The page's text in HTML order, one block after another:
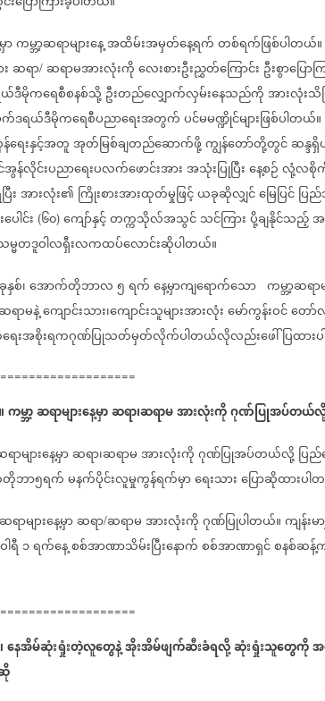
ာကမ္ဘာ့ဆရာများနေ့အထိမ်းအမှတ်နေ့ရက်တစ်ရက်ဖြစ်ပါတယ်။
ဆရာ/ ဆရာမအားလုံးကိုလေးစားဦးညွှတ်ကြောင်း ဦးစွာပြေ
ဒီမိုကရေစီစနစ်သို့ဦးတည်လျှောက်လှမ်းနေသည်ကိုအားလုံးသိ
ဒရယ်ဒီမိုကရေစီပညာရေးအတွက်ပင်မမဏ္ဍိုင်များဖြစ်ပါတယ်။
ရေးနှင့်အတူအုတ်မြစ်ချတည်ဆောက်ဖို့ကျွန်တော်တို့တွင်ဆန္ဒ
အွန်လိုင်းပညာရေးပလက်ဖောင်းအားအသုံးပြုပြီးနေ့စဉ်လုံ့လစို
းအားလုံး၏ ကြိုးစားအားထုတ်မှုဖြင့်ယခုဆိုလျှင်မြေပြင်ပြ
ေါင်း (၆၀) ကျော်နှင့်တက္ကသိုလ်အသွင်သင်ကြားပို့ချနိုင်သည့်အ
မတဒူဝါလရှီးလကထပ်လောင်းဆိုပါတယ်။
ခုနှစ်၊အောက်တိုဘာလ၅ရက်နေ့မှာကျရောက်သော ကမ္ဘာ့ဆရာ
ရာမနဲ့ကျောင်းသား၊ကျောင်းသူများအားလုံးမော်ကွန်းဝင်တော်
းအစိုးရကဂုဏ်ပြုသတ်မှတ်လိုက်ပါတယ်လိုလည်းဖေါ်ပြထား
ကမ္ဘာ့ဆရာများနေ့မှာဆရာ၊ဆရာမအားလုံးကိုဂုဏ်ပြုအပ်တယ်
ာများနေ့မှာဆရာ၊ဆရာမအားလုံးကိုဂုဏ်ပြုအပ်တယ်လို့ပြ
ဘာ၅ရက်မနက်ပိုင်းလူမှုကွန်ရက်မှာရေးသား‌ပြောဆိုထားပါ
ဆရာများနေ့မှာဆရာ/ဆရာမအားလုံးကိုဂုဏ်ပြုပါတယ်။ကျန်း
ါရီ ၁ရက်နေ့စစ်အာဏာသိမ်းပြီးနောက်စစ်အာဏာရှင်စနစ်ဆန့်က
နေအိမ်ဆုံးရှုံးတဲ့လူတွေနဲ့အိုးအိမ်ဖျက်ဆီးခံရလို့ဆုံးရှုံးသူတွေကို